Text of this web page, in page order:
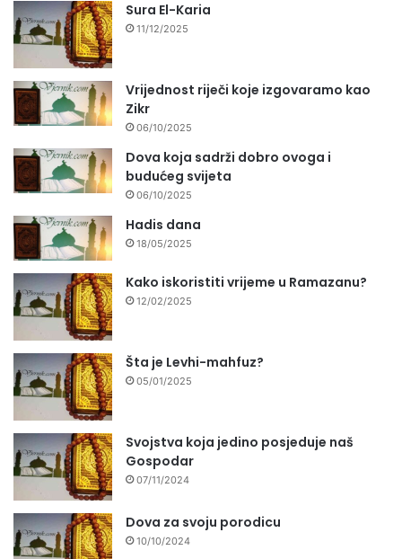
Sura El-Karia
11/12/2025
Vrijednost riječi koje izgovaramo kao
Zikr
06/10/2025
Dova koja sadrži dobro ovoga i
budućeg svijeta
06/10/2025
Hadis dana
18/05/2025
Kako iskoristiti vrijeme u Ramazanu?
12/02/2025
Šta je Levhi-mahfuz?
05/01/2025
Svojstva koja jedino posjeduje naš
Gospodar
07/11/2024
Dova za svoju porodicu
10/10/2024